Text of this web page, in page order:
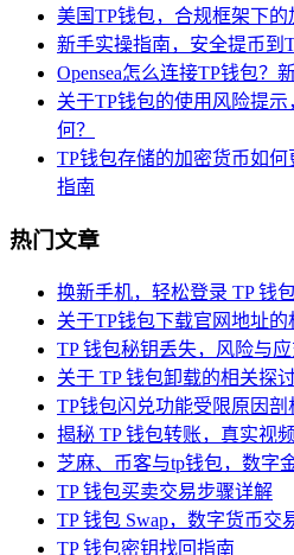
美国TP钱包，合规框架下
新手实操指南，安全提币到
Opensea怎么连接TP钱包？
关于TP钱包的使用风险提
何？
TP钱包存储的加密货币如
指南
热门文章
换新手机，轻松登录 TP 钱
关于TP钱包下载官网地址的
TP 钱包秘钥丢失，风险与
关于 TP 钱包卸载的相关探
TP钱包闪兑功能受限原因剖
揭秘 TP 钱包转账，真实视
芝麻、币客与tp钱包，数字
TP 钱包买卖交易步骤详解
TP 钱包 Swap，数字货币交
TP 钱包密钥找回指南